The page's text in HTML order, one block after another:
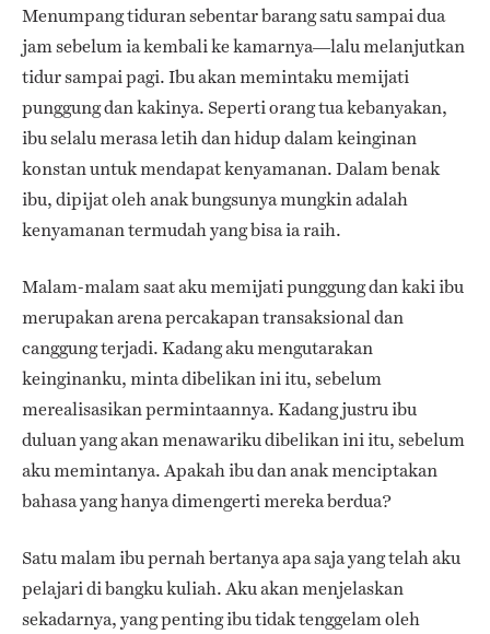
Menumpang tiduran sebentar barang satu sampai dua
jam sebelum ia kembali ke kamarnya—lalu melanjutkan
tidur sampai pagi. Ibu akan memintaku memijati
punggung dan kakinya. Seperti orang tua kebanyakan,
ibu selalu merasa letih dan hidup dalam keinginan
konstan untuk mendapat kenyamanan. Dalam benak
ibu, dipijat oleh anak bungsunya mungkin adalah
kenyamanan termudah yang bisa ia raih.
Malam-malam saat aku memijati punggung dan kaki ibu
merupakan arena percakapan transaksional dan
canggung terjadi. Kadang aku mengutarakan
keinginanku, minta dibelikan ini itu, sebelum
merealisasikan permintaannya. Kadang justru ibu
duluan yang akan menawariku dibelikan ini itu, sebelum
aku memintanya. Apakah ibu dan anak menciptakan
bahasa yang hanya dimengerti mereka berdua?
Satu malam ibu pernah bertanya apa saja yang telah aku
pelajari di bangku kuliah. Aku akan menjelaskan
sekadarnya, yang penting ibu tidak tenggelam oleh